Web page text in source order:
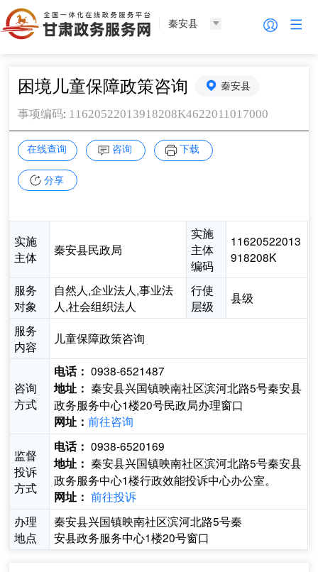
秦安县
困境儿童保障政策咨询 秦安县
事项编码: 11620522013918208K4622011017000
在线查询 咨询 下载
分享
实施
主体
秦安县民政局
实施
主体
编码
11620522013
918208K
服务
对象
自然人,企业法人,事业法
人,社会组织法人
行使
层级
县级
服务
内容
儿童保障政策咨询
咨询
方式
电话： 0938-6521487
地址： 秦安县兴国镇映南社区滨河北路5号秦安县
政务服务中心1楼20号民政局办理窗口
网址：前往咨询
监督
投诉
方式
电话： 0938-6520169
地址： 秦安县兴国镇映南社区滨河北路5号秦安县
政务服务中心1楼行政效能投诉中心办公室。
网址： 前往投诉
办理
地点
秦安县兴国镇映南社区滨河北路5号秦
安县政务服务中心1楼20号窗口